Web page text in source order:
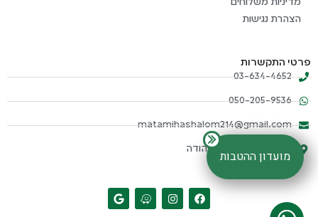
מדיניות משלוחים
הצהרת נגישות
פרטי התקשרות
03-634-4652
050-205-9536
matamihashalom214@gmail.com
מועדון ההטבות